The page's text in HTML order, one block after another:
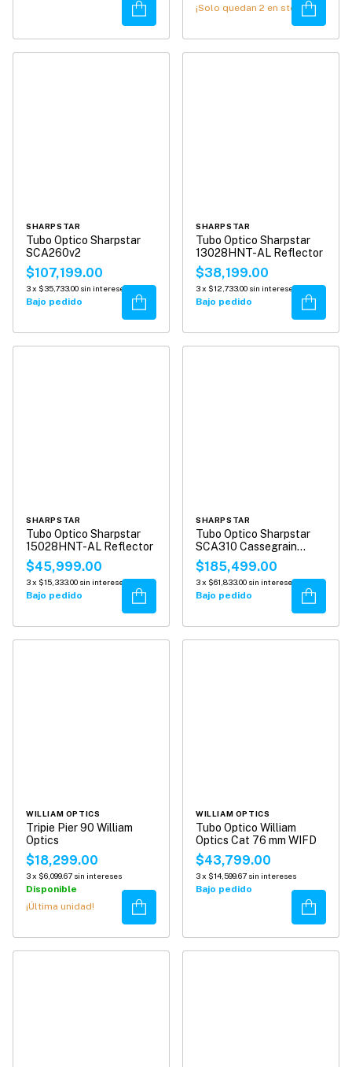
Comprar
¡Solo quedan 2 en stock!Comprar
SHARPSTAR
Tubo Optico Sharpstar
SCA260v2
$107,199.00
3x $35,733.00 sin intereses
Bajo pedido Comprar
SHARPSTAR
Tubo Optico Sharpstar
13028HNT-AL Reflector
$38,199.00
3x $12,733.00 sin intereses
Bajo pedido Comprar
SHARPSTAR
Tubo Optico Sharpstar
15028HNT-AL Reflector
$45,999.00
3x $15,333.00 sin intereses
Bajo pedido Comprar
SHARPSTAR
Tubo Optico Sharpstar
SCA310 Cassegrain
Reflector
$185,499.00
3x $61,833.00 sin intereses
Bajo pedido Comprar
WILLIAM OPTICS
Tripie Pier 90 William
Optics
$18,299.00
3x $6,099.67 sin intereses
Disponible
¡Última unidad!
Comprar
WILLIAM OPTICS
Tubo Optico William
Optics Cat 76 mm WIFD
$43,799.00
3x $14,599.67 sin intereses
Bajo pedido
Comprar